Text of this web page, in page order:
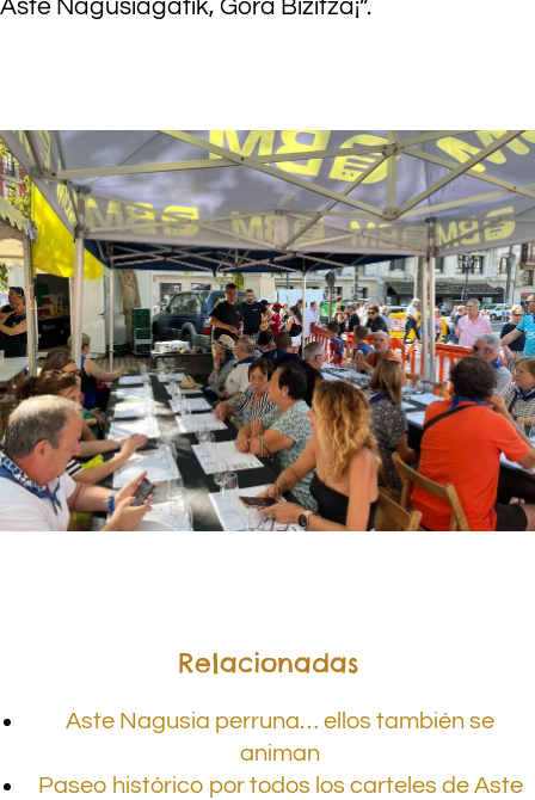
Aste Nagusiagatik, Gora Bizitza¡”.
Relacionadas
Aste Nagusia perruna… ellos también se
animan
Paseo histórico por todos los carteles de Aste